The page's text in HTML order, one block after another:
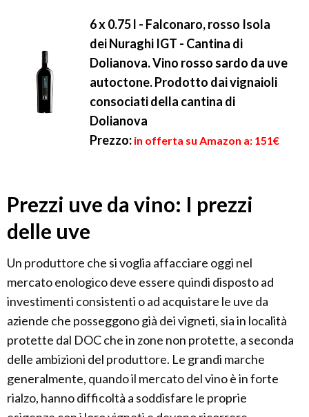
6 x 0.75 l - Falconaro, rosso Isola
dei Nuraghi IGT - Cantina di
Dolianova. Vino rosso sardo da uve
autoctone. Prodotto dai vignaioli
consociati della cantina di
Dolianova
Prezzo: in offerta su Amazon a: 151€
Prezzi uve da vino: I prezzi
delle uve
Un produttore che si voglia affacciare oggi nel
mercato enologico deve essere quindi disposto ad
investimenti consistenti o ad acquistare le uve da
aziende che posseggono già dei vigneti, sia in località
protette dal DOC che in zone non protette, a seconda
delle ambizioni del produttore. Le grandi marche
generalmente, quando il mercato del vino è in forte
rialzo, hanno difficoltà a soddisfare le proprie